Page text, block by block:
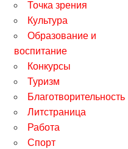
Точка зрения
Культура
Образование и
воспитание
Конкурсы
Туризм
Благотворительность
Литстраница
Работа
Спорт